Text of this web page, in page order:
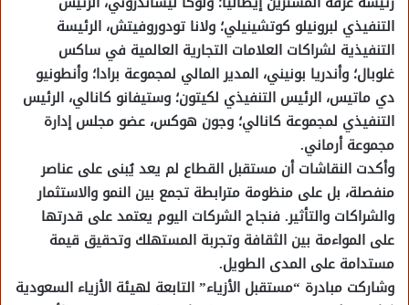
التنفيذي لبرونيلو كوتشينيلي؛ ولانا تودوروفيتش، الرئيسة
التنفيذية لشراكات العلامات التجارية العالمية في ساكس
غلوبال؛ وأندريا بونيني، المدير المالي لمجموعة برادا؛ وأنطونيو
دي ماتيس، الرئيس التنفيذي لكيتون؛ وستيفانو كانالي، الرئيس
التنفيذي لمجموعة كانالي؛ وجون هوكس، عضو مجلس إدارة
مجموعة أرماني.
وأكدت النقاشات أن مستقبل القطاع لم يعد يُبنى على عناصر
منفصلة، بل على منظومة مترابطة تجمع بين النمو والاستثمار
والشراكات والتأثير. فنجاح الشركات اليوم يعتمد على قدرتها
على المواءمة بين الثقافة وتجربة المستهلك وتحقيق قيمة
مستدامة على المدى الطويل.
وشاركت مبادرة “مستقبل الأزياء” التابعة لهيئة الأزياء السعودية